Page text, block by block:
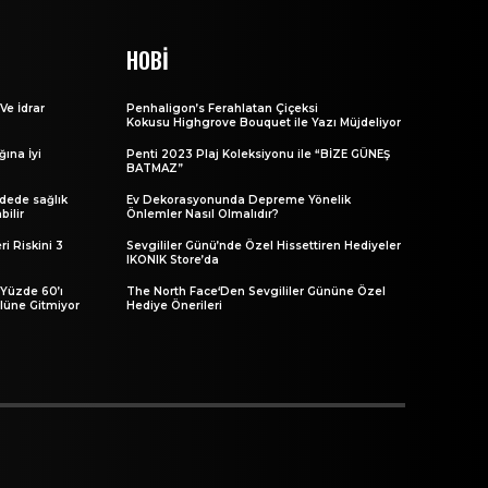
İdrar
İyi
sağlık
Riskini 3
60’ı
Gitmiyor
HOBI
Penhaligon’s Ferahlatan Çiçeksi
Kokusu Highgrove Bouquet ile Yazı Müjdeliyor
Penti 2023 Plaj Koleksiyonu ile “BİZE GÜNEŞ
BATMAZ”
Ev Dekorasyonunda Depreme Yönelik
Önlemler Nasıl Olmalıdır?
Sevgililer Günü’nde Özel Hissettiren Hediyeler
IKONIK Store’da
The North Face‘Den Sevgililer Gününe Özel
Hediye Önerileri